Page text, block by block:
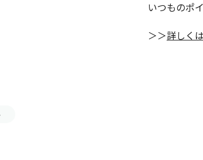
いつものポ
＞＞詳しく